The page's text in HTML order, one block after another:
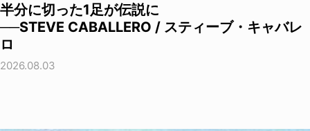
半分に切った1足が伝説に
──STEVE CABALLERO / スティーブ・キャバレ
ロ
2026.08.03